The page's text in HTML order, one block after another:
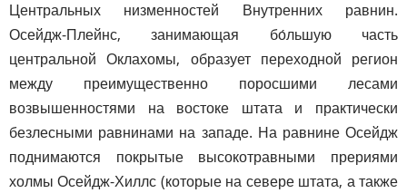
Центральных низменностей Внутренних равнин.
Осейдж-Плейнс, занимающая бо́льшую часть
центральной Оклахомы, образует переходной регион
между преимущественно поросшими лесами
возвышенностями на востоке штата и практически
безлесными равнинами на западе. На равнине Осейдж
поднимаются покрытые высокотравными прериями
холмы Осейдж-Хиллс (которые на севере штата, а также